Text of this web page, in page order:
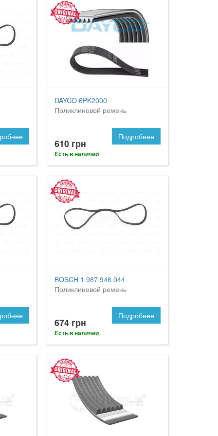
DAYCO 6PK2000
Поликлиновой ремень
610 грн
Есть в наличии
Подробнее
BOSCH 1 987 946 044
Поликлиновой ремень
674 грн
Есть в наличии
Подробнее